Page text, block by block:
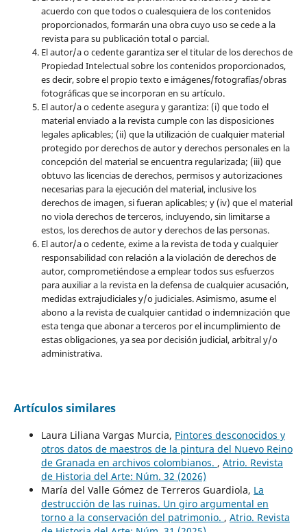
acuerdo con que todos o cualesquiera de los contenidos
proporcionados, formarán una obra cuyo uso se cede a la
revista para su publicación total o parcial.
El autor/a o cedente garantiza ser el titular de los derechos de
Propiedad Intelectual sobre los contenidos proporcionados,
es decir, sobre el propio texto e imágenes/fotografías/obras
fotográficas que se incorporan en su artículo.
El autor/a o cedente asegura y garantiza: (i) que todo el
material enviado a la revista cumple con las disposiciones
legales aplicables; (ii) que la utilización de cualquier material
protegido por derechos de autor y derechos personales en la
concepción del material se encuentra regularizada; (iii) que
obtuvo las licencias de derechos, permisos y autorizaciones
necesarias para la ejecución del material, inclusive los
derechos de imagen, si fueran aplicables; y (iv) que el material
no viola derechos de terceros, incluyendo, sin limitarse a
estos, los derechos de autor y derechos de las personas.
El autor/a o cedente, exime a la revista de toda y cualquier
responsabilidad con relación a la violación de derechos de
autor, comprometiéndose a emplear todos sus esfuerzos
para auxiliar a la revista en la defensa de cualquier acusación,
medidas extrajudiciales y/o judiciales. Asimismo, asume el
abono a la revista de cualquier cantidad o indemnización que
esta tenga que abonar a terceros por el incumplimiento de
estas obligaciones, ya sea por decisión judicial, arbitral y/o
administrativa.
Artículos similares
Laura Liliana Vargas Murcia, Pintores desconocidos y
otros datos de maestros de la pintura del Nuevo Reino
de Granada en archivos colombianos. , Atrio. Revista
de Historia del Arte: Núm. 32 (2026)
María del Valle Gómez de Terreros Guardiola, La
destrucción de las ruinas. Un giro argumental en
torno a la conservación del patrimonio. , Atrio. Revista